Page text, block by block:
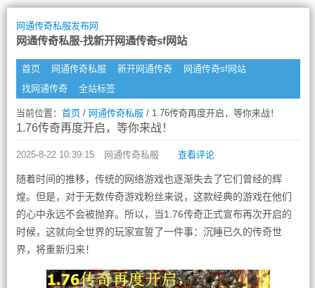
网通传奇私服发布网
网通传奇私服-找新开网通传奇sf网站
首页 网通传奇私服 新开网通传奇
网通传奇sf网站
找网通传奇
全站标签
当前位置： 首页/ 网通传奇私服 / 1.76传奇再度开启，等你来战！
1.76传奇再度开启，等你来战！
2025-8-22 10:39:15 网通传奇私服 查看评论
随着时间的推移，传统的网络游戏也逐渐失去了它们曾经的辉
煌。但是，对于无数传奇游戏粉丝来说，这款经典的游戏在他们
的心中永远不会被抛弃。所以，当1.76传奇正式宣布再次开启的
时候，这就向全世界的玩家宣誓了一件事：沉睡已久的传奇世
界，将重新归来！